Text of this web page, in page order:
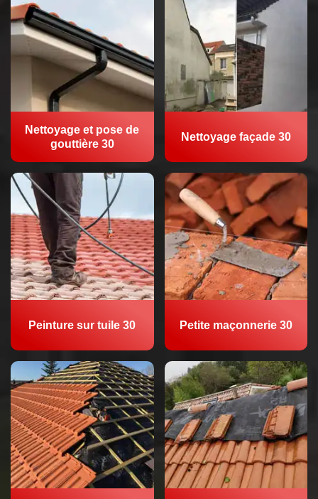
Nettoyage et pose de
gouttière 30
Nettoyage façade 30
Peinture sur tuile 30 Petite maçonnerie 30